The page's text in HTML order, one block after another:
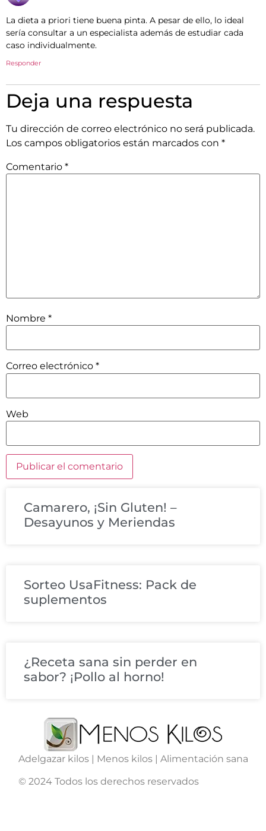
La dieta a priori tiene buena pinta. A pesar de ello, lo ideal
sería consultar a un especialista además de estudiar cada
caso individualmente.
Responder
Deja una respuesta
Tu dirección de correo electrónico no será publicada.
Los campos obligatorios están marcados con *
Comentario *
Nombre *
Correo electrónico *
Web
Camarero, ¡Sin Gluten! –
Desayunos y Meriendas
Sorteo UsaFitness: Pack de
suplementos
¿Receta sana sin perder en
sabor? ¡Pollo al horno!
Adelgazar kilos | Menos kilos | Alimentación sana
© 2024 Todos los derechos reservados